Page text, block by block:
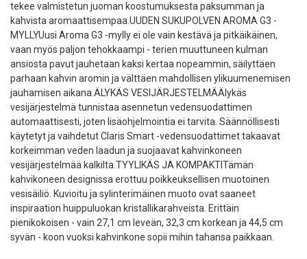
tekee valmistetun juoman koostumuksesta paksumman ja
kahvista aromaattisempaa.UUDEN SUKUPOLVEN AROMA G3 -
MYLLYUusi Aroma G3 -mylly ei ole vain kestävä ja pitkäikäinen,
vaan myös paljon tehokkaampi - terien muuttuneen kulman
ansiosta pavut jauhetaan kaksi kertaa nopeammin, säilyttäen
parhaan kahvin aromin ja välttäen mahdollisen ylikuumenemisen
jauhamisen aikana.ÄLYKÄS VESIJÄRJESTELMÄÄlykäs
vesijärjestelmä tunnistaa asennetun vedensuodattimen
automaattisesti, joten lisäohjelmointia ei tarvita. Säännöllisesti
käytetyt ja vaihdetut Claris Smart -vedensuodattimet takaavat
korkeimman veden laadun ja suojaavat kahvinkoneen
vesijärjestelmää kalkilta.TYYLIKÄS JA KOMPAKTITämän
kahvikoneen designissa erottuu poikkeuksellisen muotoinen
vesisäiliö. Kuvioitu ja sylinterimäinen muoto ovat saaneet
inspiraation huippuluokan kristallikarahveista. Erittäin
pienikokoisen - vain 27,1 cm leveän, 32,3 cm korkean ja 44,5 cm
syvän - koon vuoksi kahvinkone sopii mihin tahansa paikkaan.